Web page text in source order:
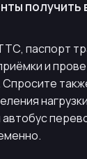
получить
паспорт
и